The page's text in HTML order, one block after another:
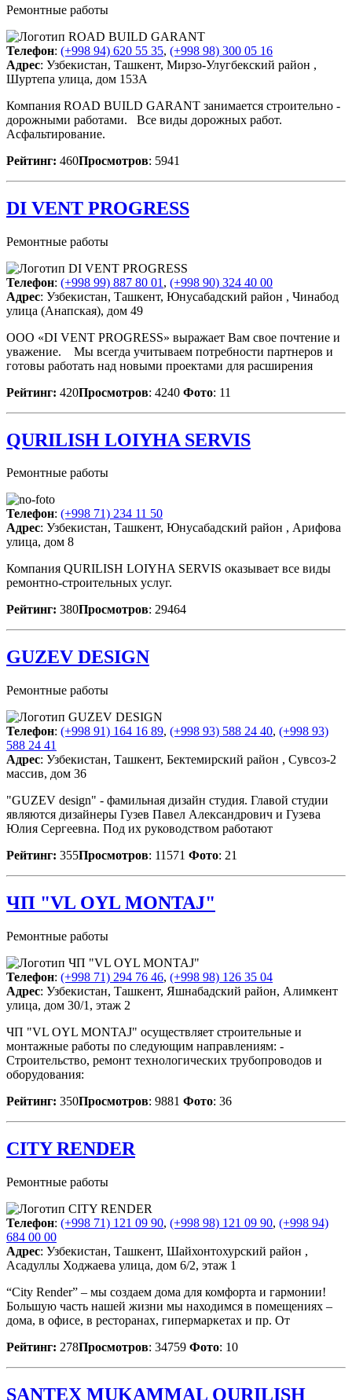
Ремонтные работы
Телефон: (+998 94) 620 55 35, (+998 98) 300 05 16
Адрес: Узбекистан, Ташкент, Мирзо-Улугбекский район ,
Шуртепа улица, дом 153А
Компания ROAD BUILD GARANT занимается строительно -
дорожными работами. Все виды дорожных работ.
Асфальтирование.
Рейтинг: 460Просмотров: 5941
DI VENT PROGRESS
Ремонтные работы
Телефон: (+998 99) 887 80 01 , (+998 90) 324 40 00
Адрес: Узбекистан, Ташкент, Юнусабадский район , Чинабод
улица (Анапская), дом 49
ООО «DI VENT PROGRESS» выражает Вам свое почтение и
уважение. Мы всегда учитываем потребности партнеров и
готовы работать над новыми проектами для расширения
Рейтинг: 420Просмотров: 4240 Фото: 11
QURILISH LOIYHA SERVIS
Ремонтные работы
Телефон: (+998 71) 234 11 50
Адрес: Узбекистан, Ташкент, Юнусабадский район , Арифова
улица, дом 8
Компания QURILISH LOIYHA SERVIS оказывает все виды
ремонтно-строительных услуг.
Рейтинг: 380Просмотров: 29464
GUZEV DESIGN
Ремонтные работы
Телефон: (+998 91) 164 16 89, (+998 93) 588 24 40, (+998 93)
588 24 41
Адрес: Узбекистан, Ташкент, Бектемирский район , Сувсоз-2
массив, дом 36
"GUZEV design" - фамильная дизайн студия. Главой студии
являются дизайнеры Гузев Павел Александрович и Гузева
Юлия Сергеевна. Под их руководством работают
Рейтинг: 355Просмотров: 11571 Фото: 21
ЧП "VL OYL MONTAJ"
Ремонтные работы
Телефон: (+998 71) 294 76 46, (+998 98) 126 35 04
Адрес: Узбекистан, Ташкент, Яшнабадский район, Алимкент
улица, дом 30/1, этаж 2
ЧП "VL OYL MONTAJ" осуществляет строительные и
монтажные работы по следующим направлениям: -
Строительство, ремонт технологических трубопроводов и
оборудования:
Рейтинг: 350Просмотров: 9881 Фото: 36
CITY RENDER
Ремонтные работы
Телефон: (+998 71) 121 09 90, (+998 98) 121 09 90, (+998 94)
684 00 00
Адрес: Узбекистан, Ташкент, Шайхонтохурский район ,
Асадуллы Ходжаева улица, дом 6/2, этаж 1
“City Render” – мы создаем дома для комфорта и гармонии!
Большую часть нашей жизни мы находимся в помещениях –
дома, в офисе, в ресторанах, гипермаркетах и пр. От
Рейтинг: 278Просмотров: 34759 Фото: 10
SANTEX MUKAMMAL QURILISH